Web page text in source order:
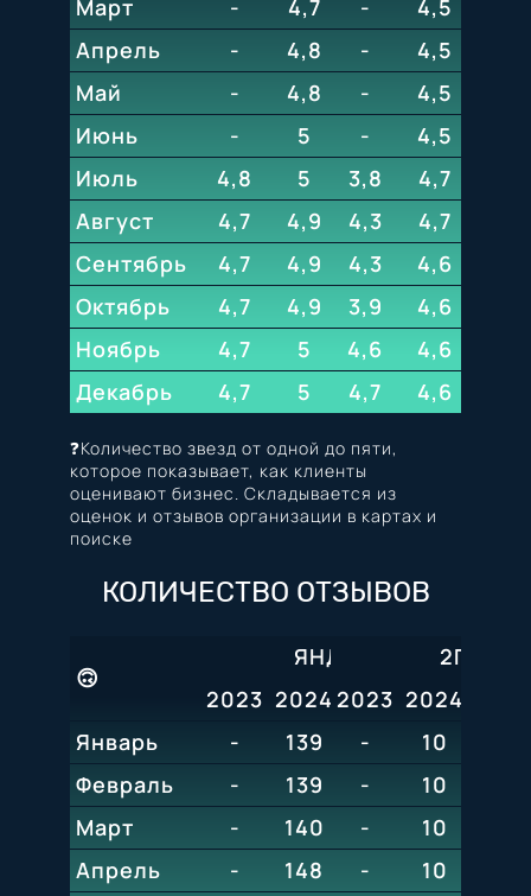
Март
Апрель
Май
Июнь
Июль
Август
Сентябрь
Октябрь
Ноябрь
Декабрь
- 4,7
5
-
4,8
5
-
4,8
4,9
-
5
4,9
4,8
5
4,9
4,7
4,9
4,9
4,7
4,9
4,9
4,7
4,9
4,9
4,7
5
4,9
4,7
5 4,9
- 4,5
-
4,5
-
4,5
-
4,5
3,8
4,7
4,3
4,7
4,3
4,6
3,9
4,6
4,6
4,6
4,7
4,6
❓Количество звезд от одной до пяти,
которое показывает, как клиенты
оценивают бизнес. Складывается из
оценок и отзывов организации в картах и
поиске
КОЛИЧЕСТВО ОТЗЫВОВ
🙃
Январь
Февраль
Март
Апрель
ЯНДЕКС
2023 2024 2025
2026
-
139 152
156
-
139
152
-
140
152
-
148
152
2ГИС
2023 2024
-
10
-
10
-
10
-
10